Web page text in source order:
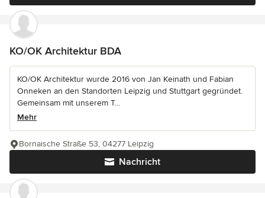
KO/OK Architektur BDA
KO/OK Architektur wurde 2016 von Jan Keinath und Fabian
Onneken an den Standorten Leipzig und Stuttgart gegründet.
Gemeinsam mit unserem T...
Mehr
Nachricht
Bornaische Straße 53, 04277 Leipzig